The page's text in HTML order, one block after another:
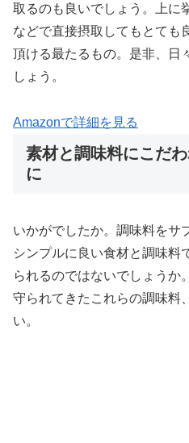
取るのも良いでしょう。上に
などで直接摂取してもとても
頂ける最たるもの。是非、日
しょう。
Amazonで詳細を見る
素材と調味料にこだ
に
いかがでしたか。調味料をサ
シンプルに良い食材と調味料
られるのではないでしょうか
守られてきたこれらの調味料
い。